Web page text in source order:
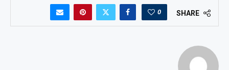
SHARE
0